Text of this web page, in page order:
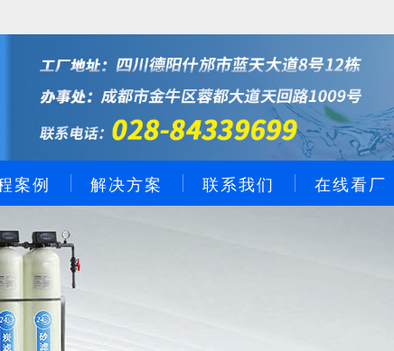
案例 解决方案 联系我们 在线看厂